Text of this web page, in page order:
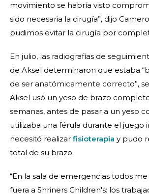
movimiento se habría visto
sido necesaria la cirugía”, dijo
pudimos evitar la cirugía por
En julio, las radiografías de
de Aksel determinaron que estaba
de ser anatómicamente correcto”,
Aksel usó un yeso de brazo
semanas, antes de pasar a un yeso
utilizaba una férula durante el juego
necesitó realizar fisioterapia y pudo
total de su brazo.
“En la sala de emergencias todos
fuera a Shriners Children's: los